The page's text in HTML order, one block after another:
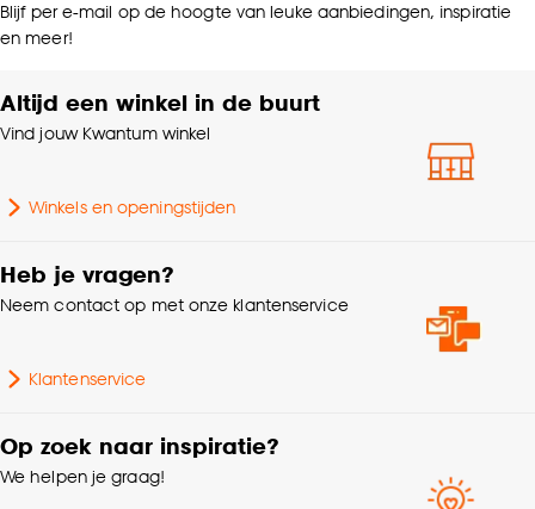
Blijf per e-mail op de hoogte van leuke aanbiedingen, inspiratie
en meer!
Altijd een winkel in de buurt
Vind jouw Kwantum winkel
Winkels en openingstijden
Heb je vragen?
Neem contact op met onze klantenservice
Klantenservice
Op zoek naar inspiratie?
We helpen je graag!